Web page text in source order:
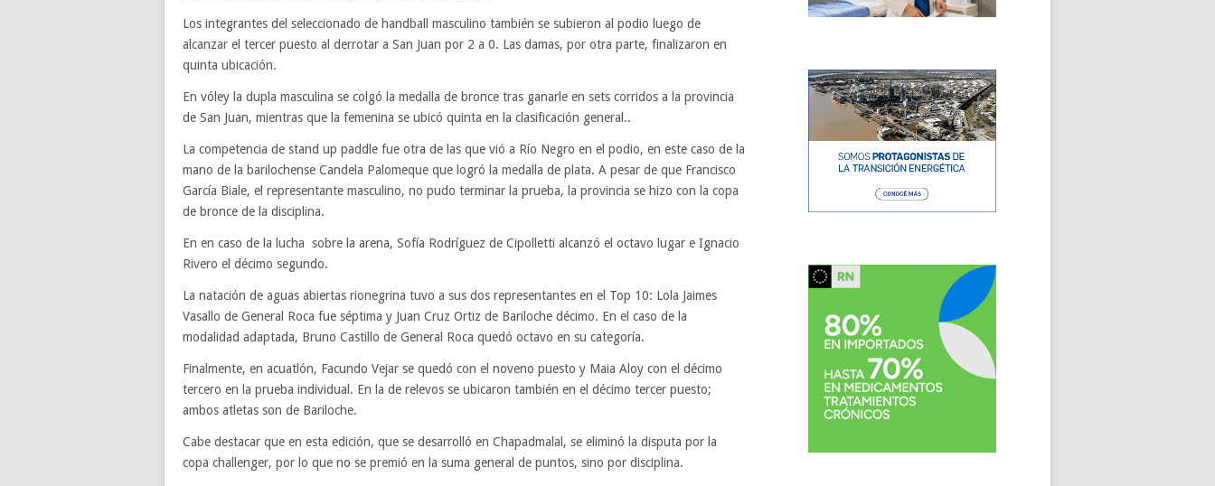
Los integrantes del seleccionado de handball masculino también se subieron al podio luego de
alcanzar el tercer puesto al derrotar a San Juan por 2 a 0. Las damas, por otra parte, finalizaron en
quinta ubicación.
En vóley la dupla masculina se colgó la medalla de bronce tras ganarle en sets corridos a la provincia
de San Juan, mientras que la femenina se ubicó quinta en la clasificación general..
La competencia de stand up paddle fue otra de las que vió a Río Negro en el podio, en este caso de la
mano de la barilochense Candela Palomeque que logró la medalla de plata. A pesar de que Francisco
García Biale, el representante masculino, no pudo terminar la prueba, la provincia se hizo con la copa
de bronce de la disciplina.
En en caso de la lucha sobre la arena, Sofía Rodríguez de Cipolletti alcanzó el octavo lugar e Ignacio
Rivero el décimo segundo.
La natación de aguas abiertas rionegrina tuvo a sus dos representantes en el Top 10: Lola Jaimes
Vasallo de General Roca fue séptima y Juan Cruz Ortiz de Bariloche décimo. En el caso de la
modalidad adaptada, Bruno Castillo de General Roca quedó octavo en su categoría.
Finalmente, en acuatlón, Facundo Vejar se quedó con el noveno puesto y Maia Aloy con el décimo
tercero en la prueba individual. En la de relevos se ubicaron también en el décimo tercer puesto;
ambos atletas son de Bariloche.
Cabe destacar que en esta edición, que se desarrolló en Chapadmalal, se eliminó la disputa por la
copa challenger, por lo que no se premió en la suma general de puntos, sino por disciplina.